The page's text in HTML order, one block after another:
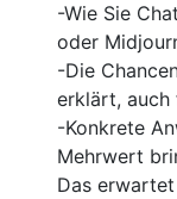
-Wie Sie
oder
-Die
erklärt, auch
-Konkrete
Mehrwert
Das